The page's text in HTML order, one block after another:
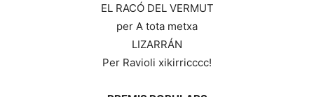
EL RACÓ DEL VERMUT
per A tota metxa
LIZARRÁN
Per Ravioli xikirricccc!